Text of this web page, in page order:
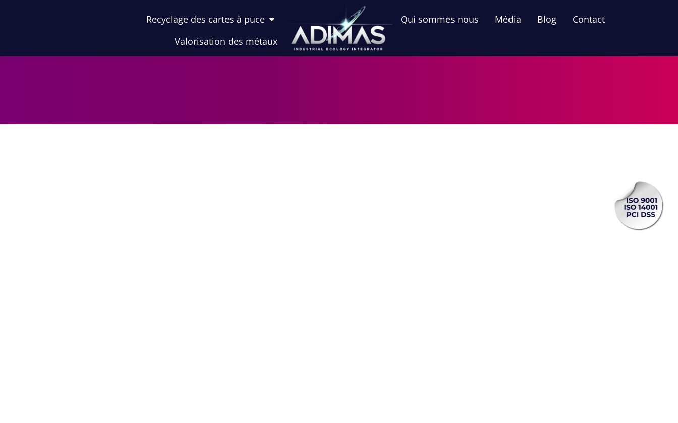
Recyclage des cartes à puce
Valorisation des métaux
Qui sommes nous Média Blog Contact